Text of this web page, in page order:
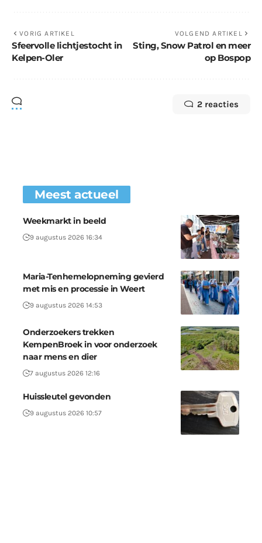
VORIG ARTIKEL
Sfeervolle lichtjestocht in
Kelpen-Oler
VOLGEND ARTIKEL
Sting, Snow Patrol en meer
op Bospop
2 reacties
Meest actueel
Weekmarkt in beeld
9 augustus 2026 16:34
Maria-Tenhemelopneming gevierd
met mis en processie in Weert
9 augustus 2026 14:53
Onderzoekers trekken
KempenBroek in voor onderzoek
naar mens en dier
7 augustus 2026 12:16
Huissleutel gevonden
9 augustus 2026 10:57